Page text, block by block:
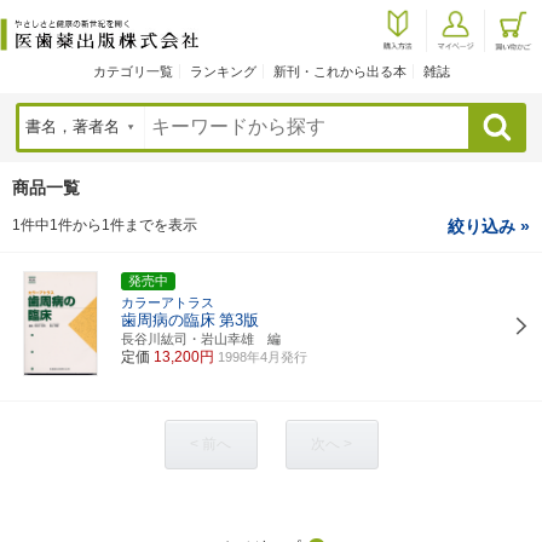
カテゴリ一覧 ランキング 新刊・これから出る本 雑誌
検索
商品一覧
1件中1件から1件までを表示 絞り込み »
発売中
カラーアトラス
歯周病の臨床 第3版
長谷川紘司・岩山幸雄 編
定価 13,200円 1998年4月発行